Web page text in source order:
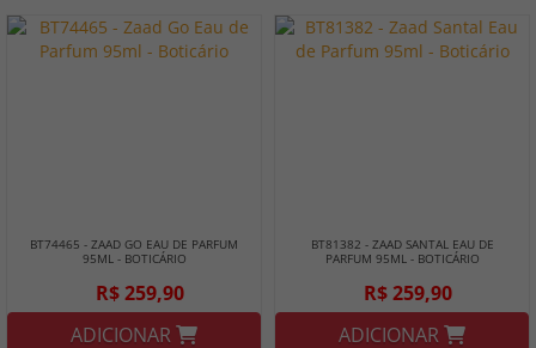
BT74465 - ZAAD GO EAU DE PARFUM
95ML - BOTICÁRIO
R$ 259,90
ADICIONAR
BT81382 - ZAAD SANTAL EAU DE
PARFUM 95ML - BOTICÁRIO
R$ 259,90
ADICIONAR